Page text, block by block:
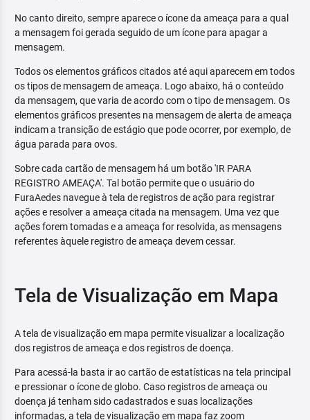
No canto direito, sempre aparece o ícone da ameaça para a qual
a mensagem foi gerada seguido de um ícone para apagar a
mensagem.
Todos os elementos gráficos citados até aqui aparecem em todos
os tipos de mensagem de ameaça. Logo abaixo, há o conteúdo
da mensagem, que varia de acordo com o tipo de mensagem. Os
elementos gráficos presentes na mensagem de alerta de ameaça
indicam a transição de estágio que pode ocorrer, por exemplo, de
água parada para ovos.
Sobre cada cartão de mensagem há um botão 'IR PARA
REGISTRO AMEAÇA'. Tal botão permite que o usuário do
FuraAedes navegue à tela de registros de ação para registrar
ações e resolver a ameaça citada na mensagem. Uma vez que
ações forem tomadas e a ameaça for resolvida, as mensagens
referentes àquele registro de ameaça devem cessar.
Tela de Visualização em Mapa
A tela de visualização em mapa permite visualizar a localização
dos registros de ameaça e dos registros de doença.
Para acessá-la basta ir ao cartão de estatísticas na tela principal
e pressionar o ícone de globo. Caso registros de ameaça ou
doença já tenham sido cadastrados e suas localizações
informadas, a tela de visualização em mapa faz zoom